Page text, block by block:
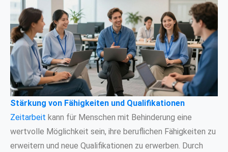
Stärkung von Fähigkeiten und Qualifikationen
Zeitarbeit kann für Menschen mit Behinderung eine
wertvolle Möglichkeit sein, ihre beruflichen Fähigkeiten zu
erweitern und neue Qualifikationen zu erwerben. Durch